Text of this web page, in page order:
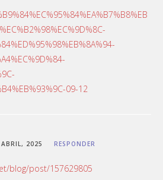
09-12
2025 RESPONDER
blog/post/157629805